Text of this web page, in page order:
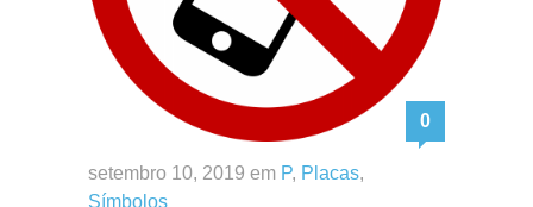
0
setembro 10, 2019 em P, Placas,
Símbolos